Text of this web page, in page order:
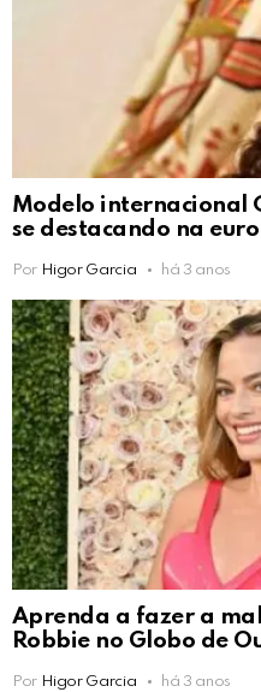
Modelo internacional
se destacando na
Por Higor Garcia há 3 anos
Aprenda a fazer a
Robbie no Globo de
Por Higor Garcia há 3 anos